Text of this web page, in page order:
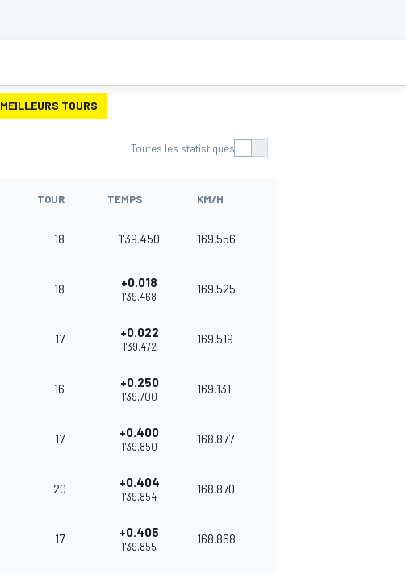
MEILLEURS TOURS
Toutes les statistiques
TOUR TEMPS KM/H
18 1'39.450 169.556
18 +0.018
1'39.468
169.525
17 +0.022
1'39.472
169.519
16 +0.250
1'39.700
169.131
17 +0.400
1'39.850
168.877
20 +0.404
1'39.854
168.870
17 +0.405
1'39.855
168.868